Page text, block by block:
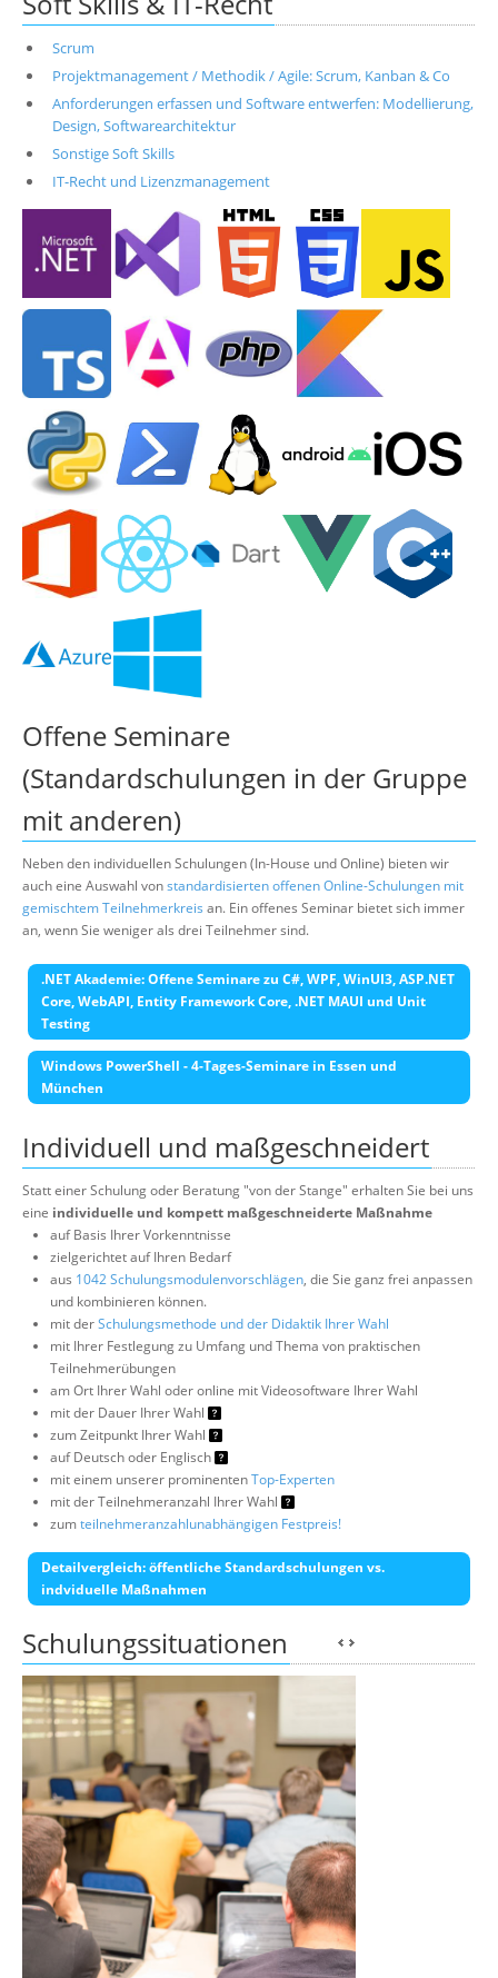
Scrum
Projektmanagement / Methodik / Agile: Scrum, Kanban & Co
Anforderungen erfassen und Software entwerfen: Modellierung,
Design, Softwarearchitektur
Sonstige Soft Skills
IT-Recht und Lizenzmanagement
Offene Seminare
(Standardschulungen in der Gruppe
mit anderen)
Neben den individuellen Schulungen (In-House und Online) bieten wir
auch eine Auswahl vonstandardisierten offenen Online-Schulungen mit
gemischtem Teilnehmerkreis an. Ein offenes Seminar bietet sich immer
an, wenn Sie weniger als drei Teilnehmer sind.
.NET Akademie: Offene Seminare zu C#, WPF, WinUI3, ASP.NET
Core, WebAPI, Entity Framework Core, .NET MAUI und Unit
Testing
Windows PowerShell - 4-Tages-Seminare in Essen und
München
Individuell und maßgeschneidert
Statt einer Schulung oder Beratung "von der Stange" erhalten Sie bei uns
eine individuelle und kompett maßgeschneiderte Maßnahme
auf Basis Ihrer Vorkenntnisse
zielgerichtet auf Ihren Bedarf
aus 1042 Schulungsmodulenvorschlägen, die Sie ganz frei anpassen
und kombinieren können.
mit derSchulungsmethode und der Didaktik Ihrer Wahl
mit Ihrer Festlegung zu Umfang und Thema von praktischen
Teilnehmerübungen
am Ort Ihrer Wahl oder online mit Videosoftware Ihrer Wahl
mit der Dauer Ihrer Wahl
zum Zeitpunkt Ihrer Wahl
auf Deutsch oder Englisch
mit einem unserer prominentenTop-Experten
mit der Teilnehmeranzahl Ihrer Wahl
zumteilnehmeranzahlunabhängigen Festpreis!
Detailvergleich: öffentliche Standardschulungen vs.
indviduelle Maßnahmen
Schulungssituationen